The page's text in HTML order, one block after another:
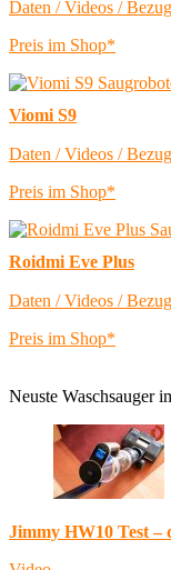
Daten / Videos / Bezug
Preis im Shop*
Viomi S9
Daten / Videos / Bezug
Preis im Shop*
Roidmi Eve Plus
Daten / Videos / Bezug
Preis im Shop*
Neuste Waschsauger
Jimmy HW10 Test –